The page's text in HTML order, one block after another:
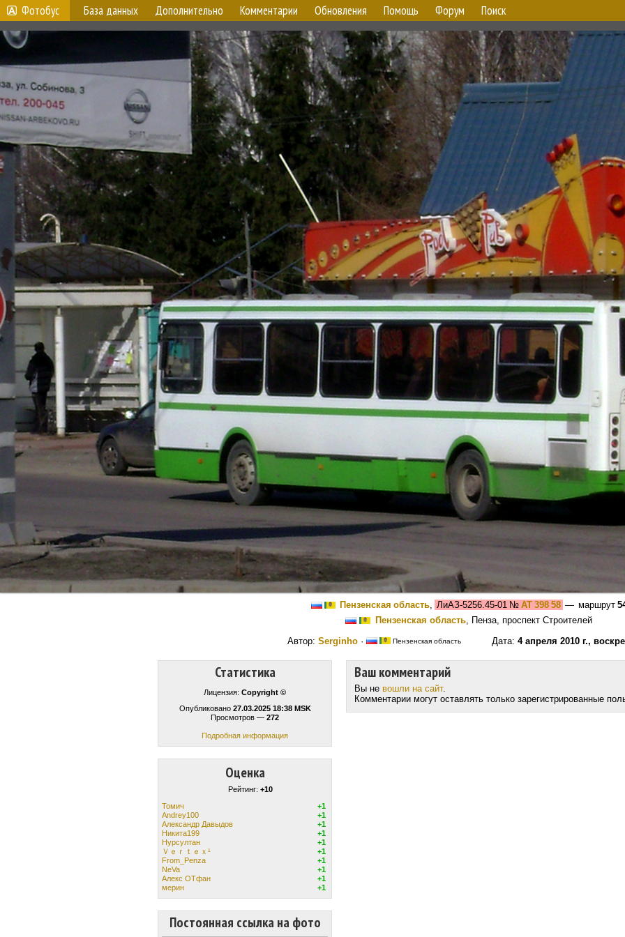
Фотобус База данных Дополнительно Комментарии Обновления Помощь Форум Поиск
Пензенская область, ЛиАЗ-5256.45-01№ АТ 398 58 — маршрут
Пензенская область, Пенза, проспект Строителей
Автор: Serginho· Пензенская областьДата: 4 апреля 2010 г.,
Статистика
Лицензия: Copyright ©
Опубликовано 27.03.2025 18:38 MSK
Просмотров — 272
Подробная информация
Оценка
Рейтинг: +10
Томич
+1
Andrey100
+1
Александр Давыдов
+1
Никита199
+1
Нурсултан
+1
Ｖｅｒｔｅｘ¹
+1
From_Penza
+1
NeVa
+1
Алекс ОТфан
+1
мерин
+1
Постоянная ссылка на фото
Ваш комментарий
Вы не вошли на сайт.
Комментарии могут оставлять только зарегистрированные